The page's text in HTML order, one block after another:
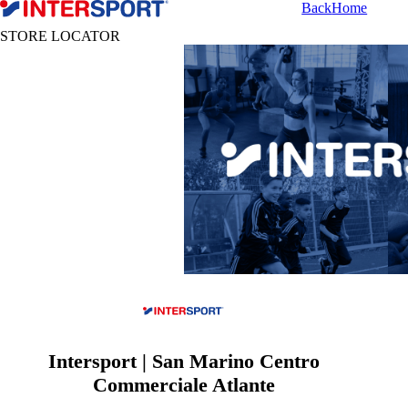
BackHome
STORE LOCATOR
Intersport | San Marino Centro
Commerciale Atlante